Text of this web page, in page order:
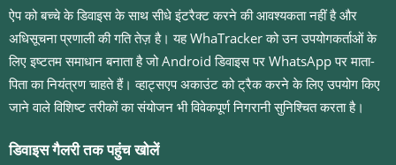
ऐप को बच्चे के डिवाइस के साथ सीधे इंटरैक्ट करने की आवश्यकता नहीं है और
अधिसूचना प्रणाली की गति तेज़ है। यह WhaTracker को उन उपयोगकर्ताओं के
लिए इष्टतम समाधान बनाता है जो Android डिवाइस पर WhatsApp पर माता-
पिता का नियंत्रण चाहते हैं। व्हाट्सएप अकाउंट को ट्रैक करने के लिए उपयोग किए
जाने वाले विशिष्ट तरीकों का संयोजन भी विवेकपूर्ण निगरानी सुनिश्चित करता है।
डिवाइस गैलरी तक पहुंच खोलें